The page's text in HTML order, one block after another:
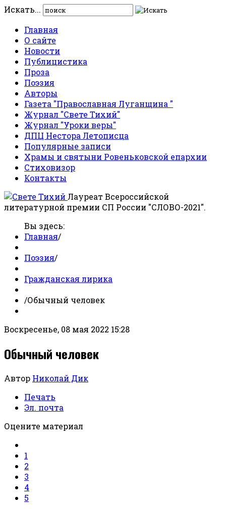
Искать...
Главная
О сайте
Новости
Публицистика
Проза
Поэзия
Авторы
Газета "Православная Луганщина "
Журнал "Свете Тихий"
Журнал "Уроки веры"
ДПЦ Нестора Летописца
Популярные записи
Храмы и святыни Ровеньковской епархии
Стиховизор
Контакты
Лауреат Всероссийской
литературной премии СП России "СЛОВО-2021".
Вы здесь:
Главная/
Поэзия/
Гражданская лирика
/Обычный человек
Воскресенье, 08 мая 2022 15:28
Обычный человек
Автор Николай Дик
Печать
Эл. почта
Оцените материал
1
2
3
4
5